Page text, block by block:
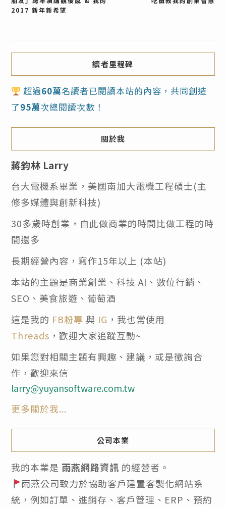
章
覽
2017 新年新希望
讀者里程碑
超過60萬名讀者已閱讀本站的內容，共同創造
了95萬次總閱讀次數！
關於我
蔣鈞林 Larry
台大電機系畢業，美國南加大電機工程碩士(主
修多媒體與創新科技)
30多歲時創業，自此做商業的時間比做工程的時
間還多
長期經營內容，寫作15年以上 (本站)
本站的主題是商業創業、科技 AI、數位行銷、
SEO、美食旅遊、葡萄酒
這是我的 FB粉專 與 IG ，我也常使用
Threads ，歡迎大家追蹤互動~
如果您對相關主題有興趣、建議，或是徵詢合
作，歡迎來信
larry@yuyansoftware.com.tw
更多關於我...
公司本業
我的本業是 雨燕網路資訊 的經營者。
雨燕公司致力於協助客戶建置客製化網站系
統，例如訂單、進銷存、客戶管理、ERP、預約